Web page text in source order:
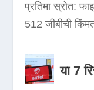
प्रतिमा स्रोत:
512 जीबीची
या 7